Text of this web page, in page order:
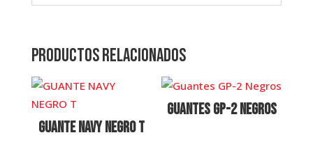
Productos relacionados
GUANTE NAVY NEGRO T
Guantes GP-2 Negros